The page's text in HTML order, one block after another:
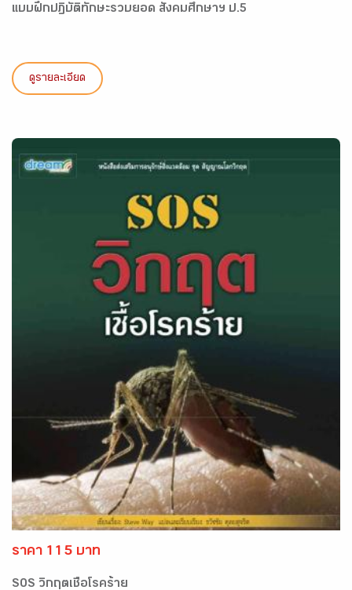
แบบฝึกปฏิบัติทักษะรวบยอด สังคมศึกษาฯ ป.5
ดูรายละเอียด
ราคา 115 บาท
SOS วิกฤตเชื้อโรคร้าย